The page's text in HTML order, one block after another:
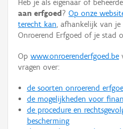
Hergebruik
Aanmelden
Heb je als eigenaar of
aan erfgoed ? Op onze
terecht kan, afhankelijk van je
Onroerend Erfgoed of je stad
Op www.onroerenderfgoed.be
vragen over:
de soorten onroerend
de mogelijkheden voor
de procedure en
bescherming